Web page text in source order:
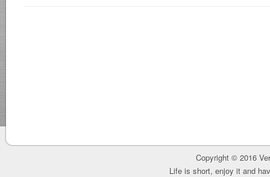
Copyright © 2016
Life is short, enjoy it and